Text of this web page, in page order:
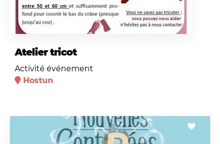
Atelier tricot
Activité événement
Hostun